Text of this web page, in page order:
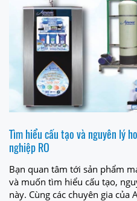
Tìm hiểu cấu tạo và nguyên lý
nghiệp RO
Bạn quan tâm tới sản phẩm
và muốn tìm hiểu cấu tạo,
này. Cùng các chuyên gia của